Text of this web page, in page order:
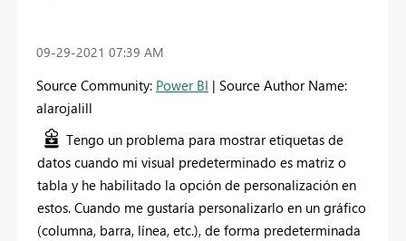
‎09-29-2021 07:39 AM
Source Community: Power BI | Source Author Name:
alarojalill
Tengo un problema para mostrar etiquetas de
datos cuando mi visual predeterminado es matriz o
tabla y he habilitado la opción de personalización en
estos. Cuando me gustaría personalizarlo en un gráfico
(columna, barra, línea, etc.), de forma predeterminada